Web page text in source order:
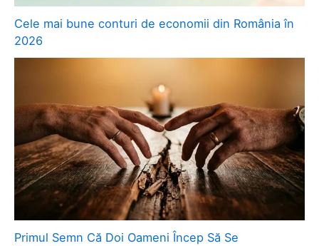
Cele mai bune conturi de economii din România în
2026
Primul Semn Că Doi Oameni Încep Să Se